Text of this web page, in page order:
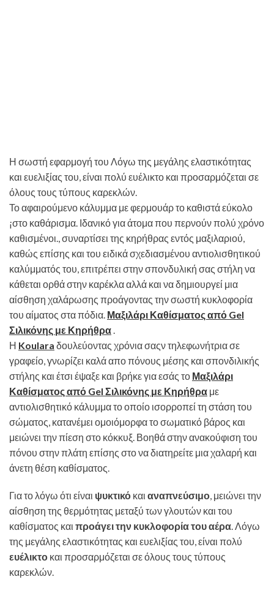
Η σωστή εφαρμογή του Λόγω της μεγάλης ελαστικότητας
και ευελιξίας του, είναι πολύ ευέλικτο και προσαρμόζεται σε
όλους τους τύπους καρεκλών.
Το αφαιρούμενο κάλυμμα με φερμουάρ το καθιστά εύκολο
¡στο καθάρισμα. Ιδανικό για άτομα που περνούν πολύ χρόνο
καθισμένοι., συναρτίσει της κηρήθρας εντός μαξιλαριού,
καθώς επίσης και του ειδικά σχεδιασμένου αντιολισθητικού
καλύμματός του, επιτρέπει στην σπονδυλική σας στήλη να
κάθεται ορθά στην καρέκλα αλλά και να δημιουργεί μια
αίσθηση χαλάρωσης προάγοντας την σωστή κυκλοφορία
του αίματος στα πόδια. Μαξιλάρι Καθίσματος από Gel
Σιλικόνης με Κηρήθρα .
Η Koulara δουλεύοντας χρόνια σαςν τηλεφωνήτρια σε
γραφείο, γνωρίζει καλά απο πόνους μέσης και σπονδιλικής
στήλης και έτσι έψαξε και βρήκε για εσάς το Μαξιλάρι
Καθίσματος από Gel Σιλικόνης με Κηρήθρα με
αντιολισθητικό κάλυμμα το οποίο ισορροπεί τη στάση του
σώματος, κατανέμει ομοιόμορφα το σωματικό βάρος και
μειώνει την πίεση στο κόκκυξ. Βοηθά στην ανακούφιση του
πόνου στην πλάτη επίσης στο να διατηρείτε μια χαλαρή και
άνετη θέση καθίσματος.
Για το λόγω ότι είναι ψυκτικό και αναπνεύσιμο, μειώνει την
αίσθηση της θερμότητας μεταξύ των γλουτών και του
καθίσματος και προάγει την κυκλοφορία του αέρα. Λόγω
της μεγάλης ελαστικότητας και ευελιξίας του, είναι πολύ
ευέλικτο και προσαρμόζεται σε όλους τους τύπους
καρεκλών.